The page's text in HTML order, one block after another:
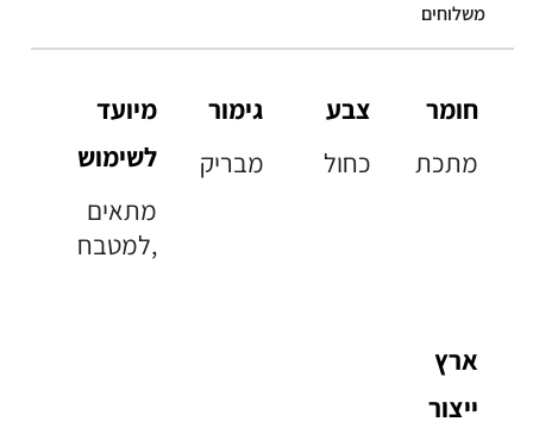
משלוחים
חומר
מתכת
צבע
כחול
גימור
מבריק
מיועד
לשימוש
מתאים
למטבח,
ארץ
ייצור